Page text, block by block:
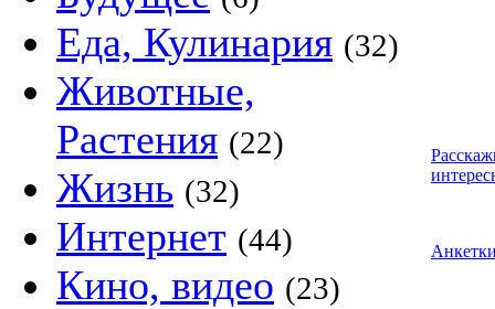
Еда, Кулинария (32)
Животные,
Растения (22)
Жизнь (32)
Интернет (44)
Кино, видео (23)